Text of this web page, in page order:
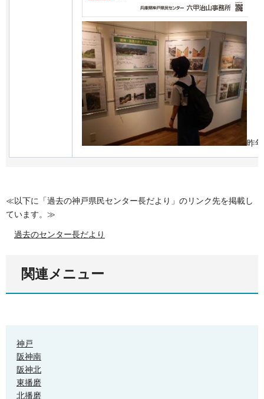
昨
≪以下に「過去の神戸県民センター長だより」のリンク先を掲載し
ています。≫
過去のセンター長だより
関連メニュー
神戸
阪神南
阪神北
東播磨
北播磨